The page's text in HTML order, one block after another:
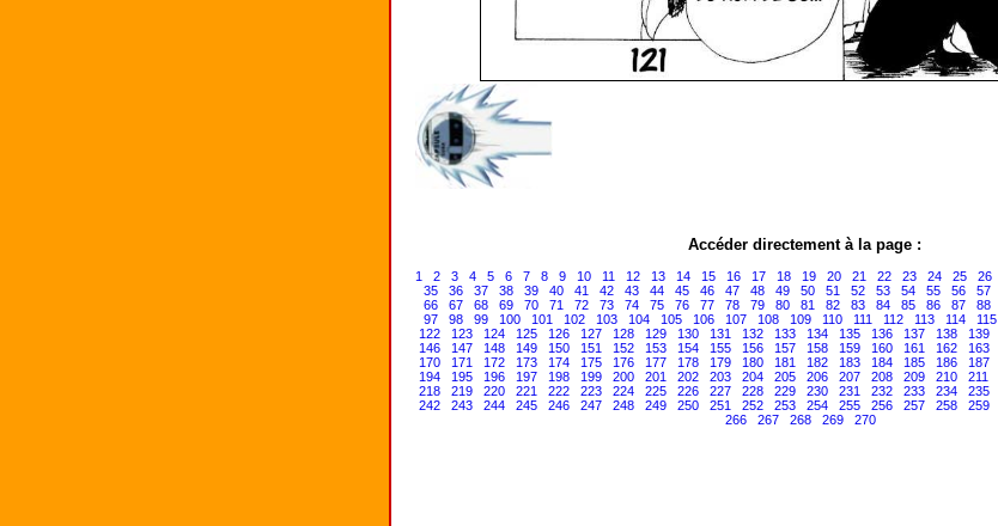
Accéder directement à la page :
1 2 3 4 5 6 7 8 9 10 11 12 13 14 15 16 17 18 19 20 21 22 23 24 25 26
35
36 37 38 39 40 41 42 43 44 45 46 47 48 49 50 51 52 53 54 55 56 57
66
67 68 69 70 71 72 73 74 75 76 77 78 79 80 81 82 83 84 85 86 87 88
97
98 99 100 101 102 103 104 105 106 107 108 109 110 111 112 113 114 115
122
123 124 125 126 127 128 129 130 131 132 133 134 135 136 137 138 139
146
147 148 149 150 151 152 153 154 155 156 157 158 159 160 161 162 163
170
171 172 173 174 175 176 177 178 179 180 181 182 183 184 185 186 187
194
195 196 197 198 199 200 201 202 203 204 205 206 207 208 209 210 211
218
219 220 221 222 223 224 225 226 227 228 229 230 231 232 233 234 235
242
243 244 245 246 247 248 249 250 251 252 253 254 255 256 257 258 259
266
267 268 269 270